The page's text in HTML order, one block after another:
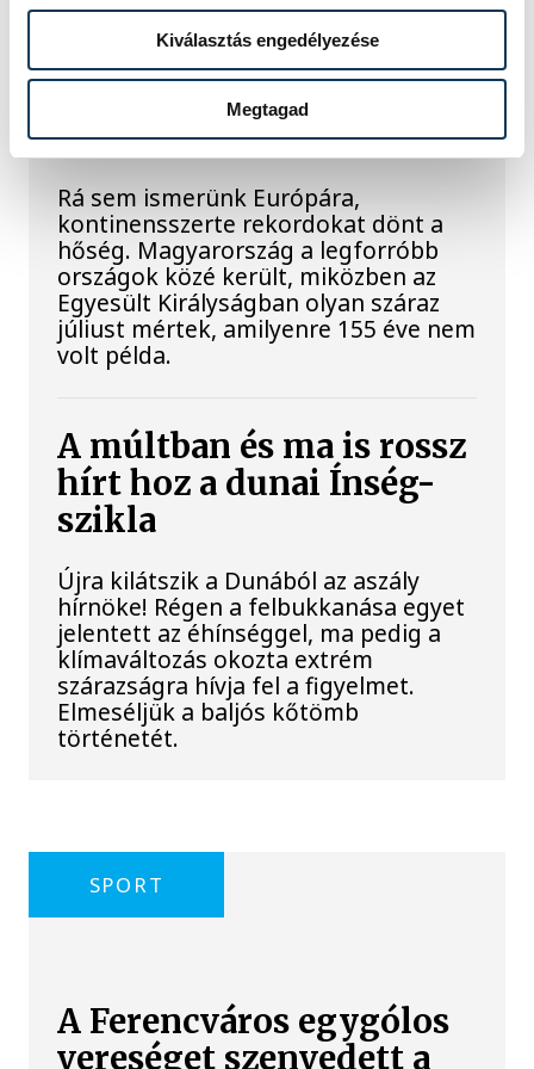
Kiválasztás engedélyezése
Megtagad
Rekordok Európában –
Magyarország a
legforróbb, Angliában
szárazság tombol
Rá sem ismerünk Európára,
kontinensszerte rekordokat dönt a
hőség. Magyarország a legforróbb
országok közé került, miközben az
Egyesült Királyságban olyan száraz
júliust mértek, amilyenre 155 éve nem
volt példa.
A múltban és ma is rossz
hírt hoz a dunai Ínség-
szikla
Újra kilátszik a Dunából az aszály
hírnöke! Régen a felbukkanása egyet
jelentett az éhínséggel, ma pedig a
klímaváltozás okozta extrém
szárazságra hívja fel a figyelmet.
Elmeséljük a baljós kőtömb
történetét.
SPORT
A Ferencváros egygólos
vereséget szenvedett a